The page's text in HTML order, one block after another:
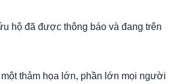
hộ đã được thông báo và đang trên
thảm họa lớn, phần lớn mọi người